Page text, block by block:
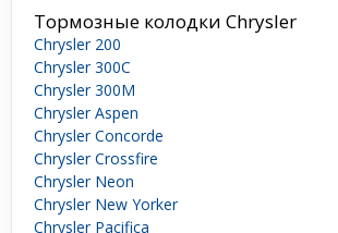
Тормозные колодки Chrysler
Chrysler 200
Chrysler 300C
Chrysler 300M
Chrysler Aspen
Chrysler Concorde
Chrysler Crossfire
Chrysler Neon
Chrysler New Yorker
Chrysler Pacifica